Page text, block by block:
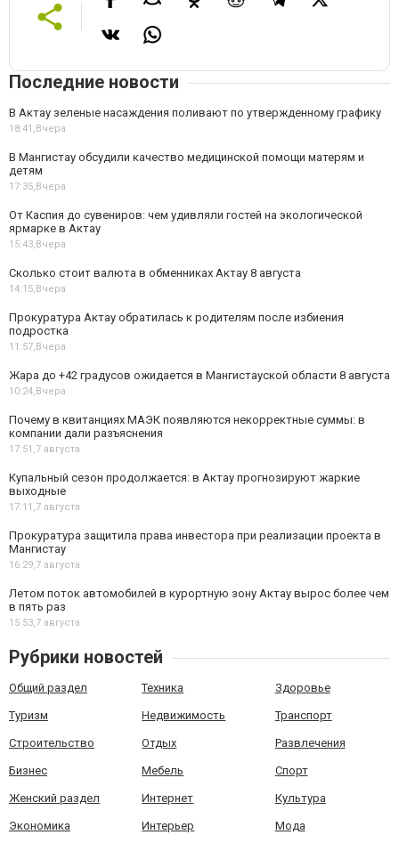
Последние новости
В Актау зеленые насаждения поливают по утвержденному графику
18:41,Вчера
В Мангистау обсудили качество медицинской помощи матерям и
детям
17:35,Вчера
От Каспия до сувениров: чем удивляли гостей на экологической
ярмарке в Актау
15:43,Вчера
Сколько стоит валюта в обменниках Актау 8 августа
14:15,Вчера
Прокуратура Актау обратилась к родителям после избиения
подростка
11:57,Вчера
Жара до +42 градусов ожидается в Мангистауской области 8 августа
10:24,Вчера
Почему в квитанциях МАЭК появляются некорректные суммы: в
компании дали разъяснения
17:51,7 августа
Купальный сезон продолжается: в Актау прогнозируют жаркие
выходные
17:11,7 августа
Прокуратура защитила права инвестора при реализации проекта в
Мангистау
16:29,7 августа
Летом поток автомобилей в курортную зону Актау вырос более чем
в пять раз
15:53,7 августа
Рубрики новостей
Общий раздел Техника Здоровье
Туризм Недвижимость Транспорт
Строительство Отдых Развлечения
Бизнес Мебель Спорт
Женский раздел Интернет Культура
Экономика Интерьер Мода